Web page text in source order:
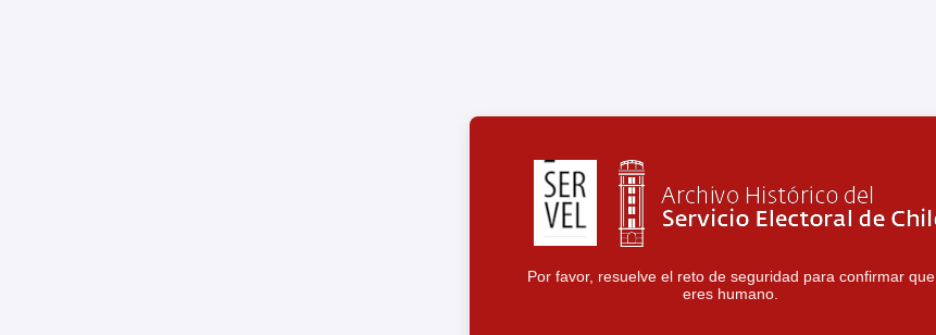
Por favor, resuelve el reto de seguridad para confirmar que
eres humano.